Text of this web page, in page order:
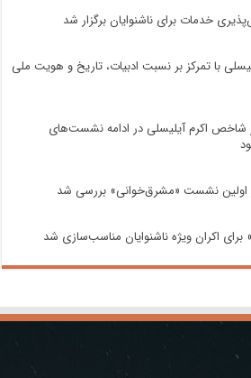
خدمات برای ناشنوایان برگزار شد
با تمرکز بر نسبت ادبیات، تاریخ و هویت ملی
اکرم آیلیسلی در ادامه نشست‌های
اولین نشست «مشرق‌خوانی» بررسی شد
برای اکران ویژه ناشنوایان مناسب‌سازی شد